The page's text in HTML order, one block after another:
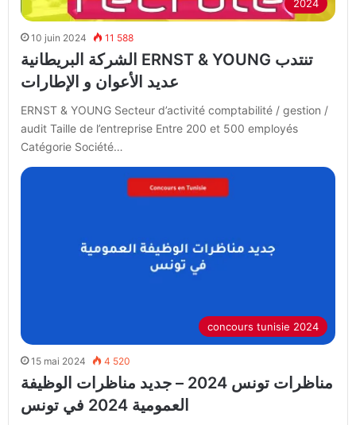
2024
10 juin 2024 11 588
الشركة البريطانية ERNST & YOUNG تنتدب
عديد الأعوان و الإطارات
ERNST & YOUNG Secteur d’activité comptabilité / gestion /
audit Taille de l’entreprise Entre 200 et 500 employés
Catégorie Société…
concours tunisie 2024
15 mai 2024 4 520
مناظرات تونس 2024 – جديد مناظرات الوظيفة
العمومية 2024 في تونس